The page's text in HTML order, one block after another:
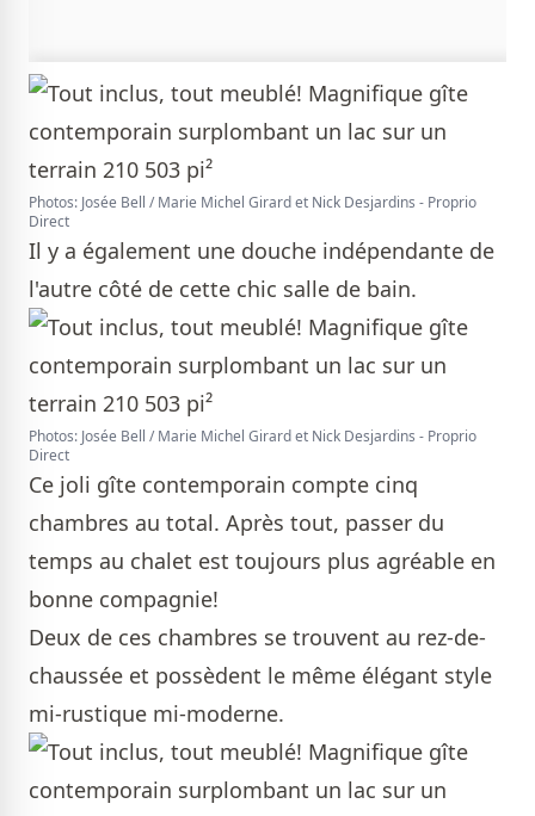
Photos: Josée Bell / Marie Michel Girard et Nick Desjardins - Proprio
Direct
Il y a également une douche indépendante de
l'autre côté de cette chic salle de bain.
Photos: Josée Bell / Marie Michel Girard et Nick Desjardins - Proprio
Direct
Ce joli gîte contemporain compte cinq
chambres au total. Après tout, passer du
temps au chalet est toujours plus agréable en
bonne compagnie!
Deux de ces chambres se trouvent au rez-de-
chaussée et possèdent le même élégant style
mi-rustique mi-moderne.